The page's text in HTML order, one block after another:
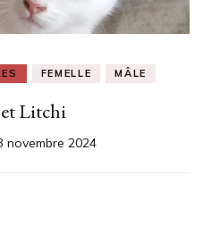
FEMELLE MÂLE
Litchi
novembre 2024